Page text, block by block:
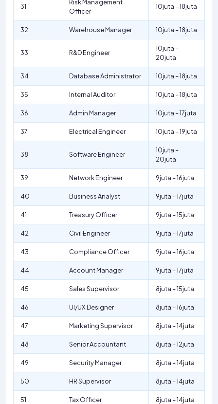
31
Risk Management
Officer
10juta – 18juta
32 Warehouse Manager 10juta – 18juta
33 R&D Engineer
10juta –
20juta
34 Database Administrator 10juta – 18juta
35 Internal Auditor 10juta – 18juta
36 Admin Manager 10juta – 17juta
37 Electrical Engineer 10juta – 19juta
38 Software Engineer
10juta –
20juta
39 Network Engineer 9juta – 16juta
40 Business Analyst 9juta – 17juta
41 Treasury Officer 9juta – 15juta
42 Civil Engineer 9juta – 17juta
43 Compliance Officer 9juta – 16juta
44 Account Manager 9juta – 17juta
45 Sales Supervisor 8juta – 15juta
46 UI/UX Designer 8juta – 16juta
47 Marketing Supervisor 8juta – 14juta
48 Senior Accountant 8juta – 12juta
49 Security Manager 8juta – 14juta
50 HR Supervisor 8juta – 14juta
51 Tax Officer 8juta – 14juta